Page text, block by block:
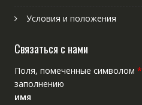
Условия и положения
Связаться с нами
Поля, помеченные символом *
заполнению
имя